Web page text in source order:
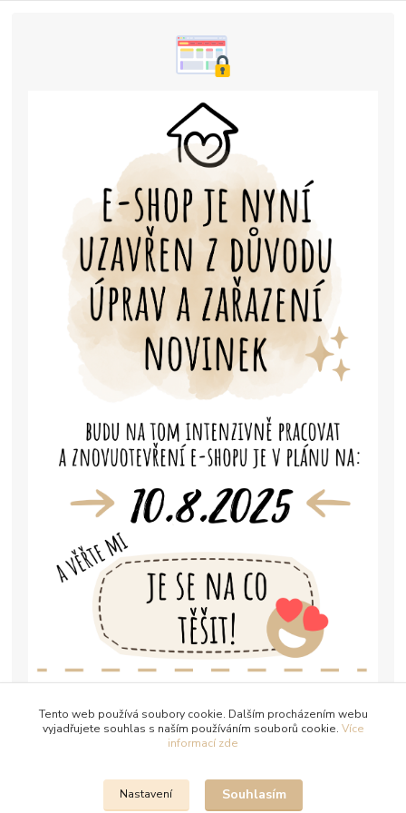
Tento web používá soubory cookie. Dalším procházením webu
vyjadřujete souhlas s naším používáním souborů cookie. Více
informací zde
Nastavení Souhlasím